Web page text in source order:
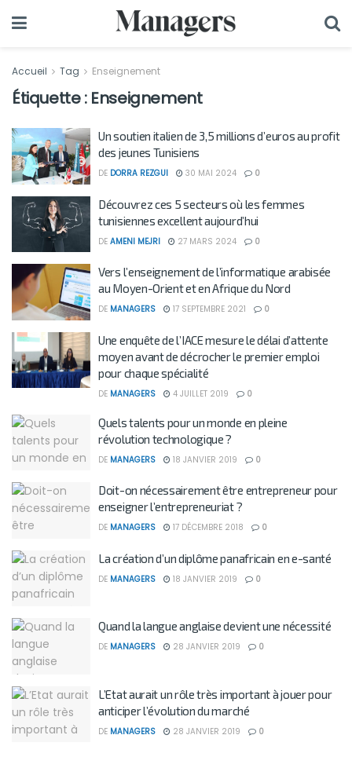
Accueil Tag Enseignement
Étiquette : Enseignement
Un soutien italien de 3,5 millions d’euros au profit
des jeunes Tunisiens
DE DORRA REZGUI 30 MAI 2024 0
Découvrez ces 5 secteurs où les femmes
tunisiennes excellent aujourd’hui
DE AMENI MEJRI 27 MARS 2024 0
Vers l’enseignement de l’informatique arabisée
au Moyen-Orient et en Afrique du Nord
DE MANAGERS 17 SEPTEMBRE 2021 0
Une enquête de l’IACE mesure le délai d’attente
moyen avant de décrocher le premier emploi
pour chaque spécialité
DE MANAGERS 4 JUILLET 2019 0
Quels talents pour un monde en pleine
révolution technologique ?
DE MANAGERS 18 JANVIER 2019 0
Doit-on nécessairement être entrepreneur pour
enseigner l’entrepreneuriat ?
DE MANAGERS 17 DÉCEMBRE 2018 0
La création d’un diplôme panafricain en e-santé
DE MANAGERS 18 JANVIER 2019 0
Quand la langue anglaise devient une nécessité
DE MANAGERS 28 JANVIER 2019 0
L’Etat aurait un rôle très important à jouer pour
anticiper l’évolution du marché
DE MANAGERS 28 JANVIER 2019 0